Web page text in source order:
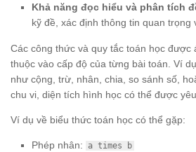
Khả năng đọc hiểu và phân tích
kỹ đề, xác định thông tin quan trọng
Các công thức và quy tắc toán học được
thuộc vào cấp độ của từng bài toán. Ví
như cộng, trừ, nhân, chia, so sánh số,
chu vi, diện tích hình học có thể được yêu
Ví dụ về biểu thức toán học có thể gặp:
Phép nhân: a times b